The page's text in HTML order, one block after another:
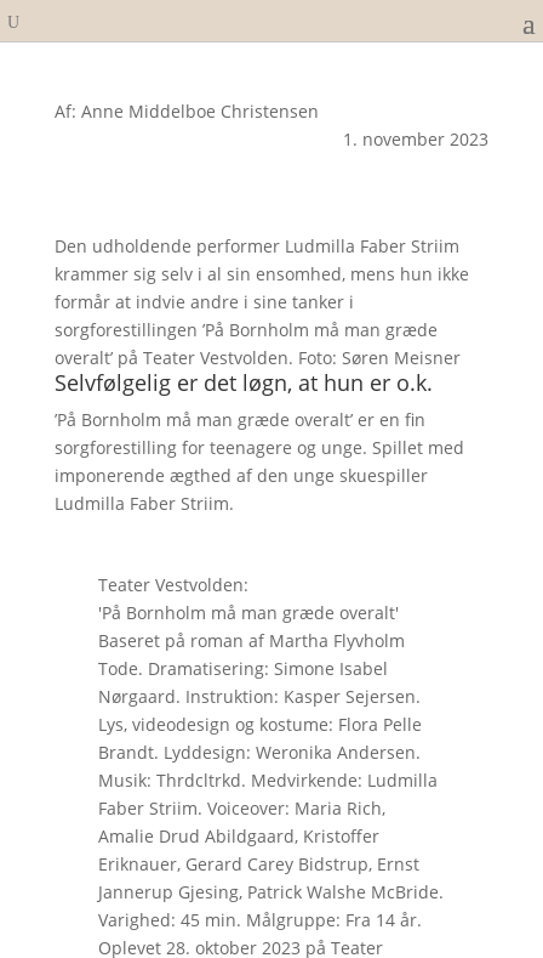
Af: Anne Middelboe Christensen
1. november 2023
Den udholdende performer Ludmilla Faber Striim
krammer sig selv i al sin ensomhed, mens hun ikke
formår at indvie andre i sine tanker i
sorgforestillingen ’På Bornholm må man græde
overalt’ på Teater Vestvolden. Foto: Søren Meisner
Selvfølgelig er det løgn, at hun er o.k.
’På Bornholm må man græde overalt’ er en fin
sorgforestilling for teenagere og unge. Spillet med
imponerende ægthed af den unge skuespiller
Ludmilla Faber Striim.
Teater Vestvolden:
'På Bornholm må man græde overalt'
Baseret på roman af Martha Flyvholm
Tode. Dramatisering: Simone Isabel
Nørgaard. Instruktion: Kasper Sejersen.
Lys, videodesign og kostume: Flora Pelle
Brandt. Lyddesign: Weronika Andersen.
Musik: Thrdcltrkd. Medvirkende: Ludmilla
Faber Striim. Voiceover: Maria Rich,
Amalie Drud Abildgaard, Kristoffer
Eriknauer, Gerard Carey Bidstrup, Ernst
Jannerup Gjesing, Patrick Walshe McBride.
Varighed: 45 min. Målgruppe: Fra 14 år.
Oplevet 28. oktober 2023 på Teater